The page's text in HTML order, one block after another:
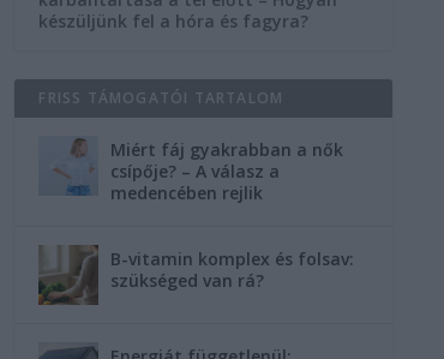
készüljünk fel a hóra és fagyra?
FRISS TÁMOGATÓI TARTALOM
Miért fáj gyakrabban a nők
csípője? – A válasz a
medencében rejlik
B-vitamin komplex és folsav:
szükséged van rá?